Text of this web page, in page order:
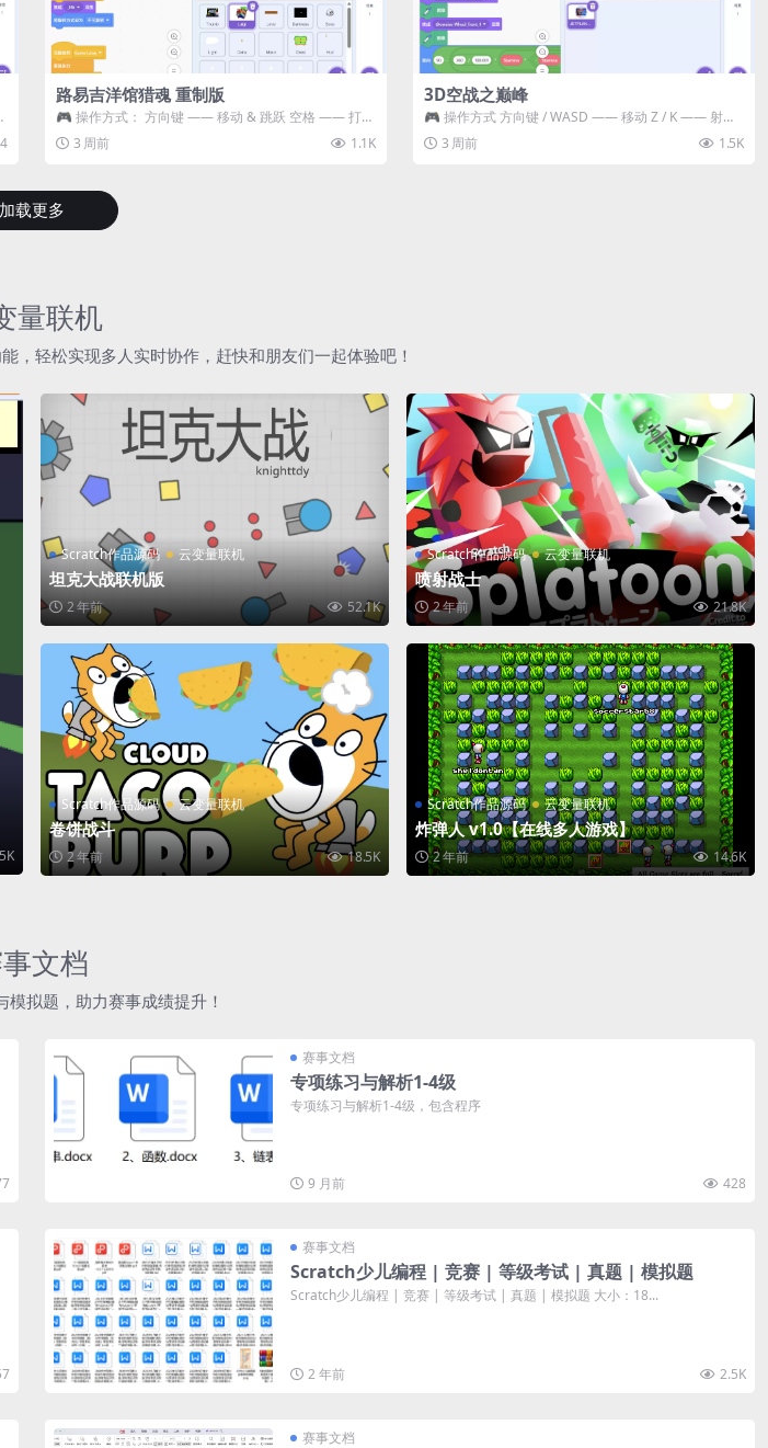
路易吉洋馆猎魂 重制版
🎮 操作方式： 方向键 —— 移动 & 跳跃 空格 —— 打开
宝箱 将你...
3 周前 1.1K
3D空战之巅峰
🎮 操作方式 方向键 / WASD —— 移动 Z / K —— 射击 /
攻击...
3 周前 1.5K
加载更多
量联机
，轻松实现多人实时协作，赶快和朋友们一起体验吧！
Scratch作品源码 云变量联机
坦克大战联机版
2 年前 52.1K
Scratch作品源码 云变量联机
喷射战士
2 年前 21.8K
Scratch作品源码 云变量联机
卷饼战斗
2 年前 18.5K
Scratch作品源码 云变量联机
炸弹人 v1.0【在线多人游戏】
2 年前 14.6K
文档
模拟题，助力赛事成绩提升！
赛事文档
专项练习与解析1-4级
专项练习与解析1-4级，包含程序
9 月前 428
赛事文档
Scratch少儿编程 | 竞赛 | 等级考试 | 真题 | 模拟题
Scratch少儿编程 | 竞赛 | 等级考试 | 真题 | 模拟题 大小：18...
2 年前 2.5K
赛事文档